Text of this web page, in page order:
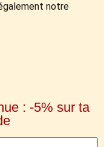
notre
: -5% sur ta